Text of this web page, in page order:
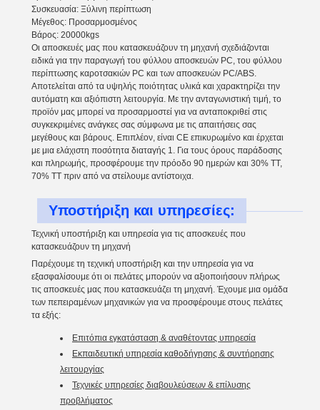
Συσκευασία: Ξύλινη περίπτωση
Μέγεθος: Προσαρμοσμένος
Βάρος: 20000kgs
Οι αποσκευές μας που κατασκευάζουν τη μηχανή σχεδιάζονται
ειδικά για την παραγωγή του φύλλου αποσκευών PC, του φύλλου
περίπτωσης καροτσακιών PC και των αποσκευών PC/ABS.
Αποτελείται από τα υψηλής ποιότητας υλικά και χαρακτηρίζει την
αυτόματη και αξιόπιστη λειτουργία. Με την ανταγωνιστική τιμή, το
προϊόν μας μπορεί να προσαρμοστεί για να ανταποκριθεί στις
συγκεκριμένες ανάγκες σας σύμφωνα με τις απαιτήσεις σας
μεγέθους και βάρους. Επιπλέον, είναι CE επικυρωμένο και έρχεται
με μια ελάχιστη ποσότητα διαταγής 1. Για τους όρους παράδοσης
και πληρωμής, προσφέρουμε την πρόοδο 90 ημερών και 30% TT,
70% TT πριν από να στείλουμε αντίστοιχα.
Υποστήριξη και υπηρεσίες:
Τεχνική υποστήριξη και υπηρεσία για τις αποσκευές που
κατασκευάζουν τη μηχανή
Παρέχουμε τη τεχνική υποστήριξη και την υπηρεσία για να
εξασφαλίσουμε ότι οι πελάτες μπορούν να αξιοποιήσουν πλήρως
τις αποσκευές μας που κατασκευάζει τη μηχανή. Έχουμε μια ομάδα
των πεπειραμένων μηχανικών για να προσφέρουμε στους πελάτες
τα εξής:
Επιτόπια εγκατάσταση & αναθέτοντας υπηρεσία
Εκπαιδευτική υπηρεσία καθοδήγησης & συντήρησης
λειτουργίας
Τεχνικές υπηρεσίες διαβουλεύσεων & επίλυσης
προβλήματος